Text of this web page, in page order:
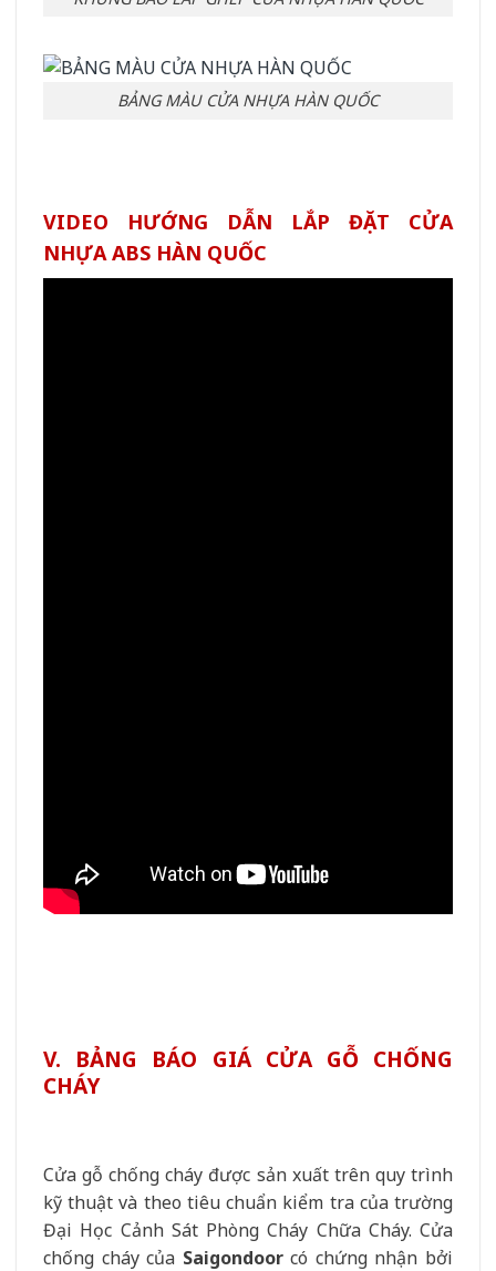
BẢNG MÀU CỬA NHỰA HÀN QUỐC
VIDEO HƯỚNG DẪN LẮP ĐẶT CỬA
NHỰA ABS HÀN QUỐC
V. BẢNG BÁO GIÁ CỬA GỖ CHỐNG
CHÁY
Cửa gỗ chống cháy được sản xuất trên quy trình
kỹ thuật và theo tiêu chuẩn kiểm tra của trường
Đại Học Cảnh Sát Phòng Cháy Chữa Cháy. Cửa
chống cháy của Saigondoorcó chứng nhận bởi